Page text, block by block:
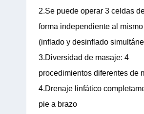
2.Se puede operar 3 celdas
forma independiente al
(inflado y desinflado
3.Diversidad de masaje: 4
procedimientos diferentes de
4.Drenaje linfático
pie a brazo